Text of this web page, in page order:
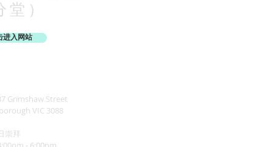
堂）
进入网站
Grimshaw Street
VIC 3088
崇拜